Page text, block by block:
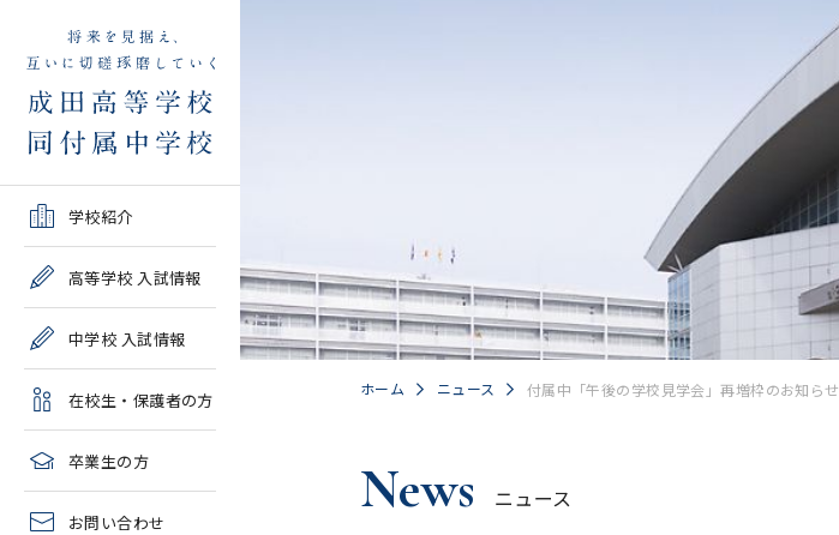
学校紹介
中学情報
高校クラブ紹介
中学クラブ紹介
高等学校 入試情報
試結果一覧
学校説明会、一般公開行
事、塾対象入試説明会
中学校 入試情報
試結果一覧
学校説明会、入試説明
会、一般公開行事
在校生・保護者の方
処について
年間教育計画
臨時休校等の特別措置に
卒業生の方
み
2027年度教育実習申し込
み
お問い合わせ
ホーム ニュース 付属中「午後の学校見学会」再増枠のお知らせ
News ニュース